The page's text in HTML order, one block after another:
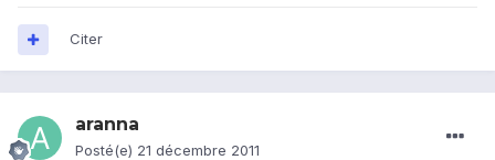
Citer
aranna
Posté(e) 21 décembre 2011